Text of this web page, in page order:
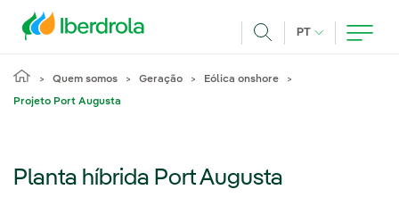
PT IDIOMA ATUAL,
Quem somos Geração Eólica onshore
Projeto Port Augusta
Planta híbrida Port Augusta